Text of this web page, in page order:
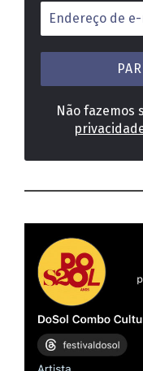
Endereço
de
e-
mail
Não fazemos